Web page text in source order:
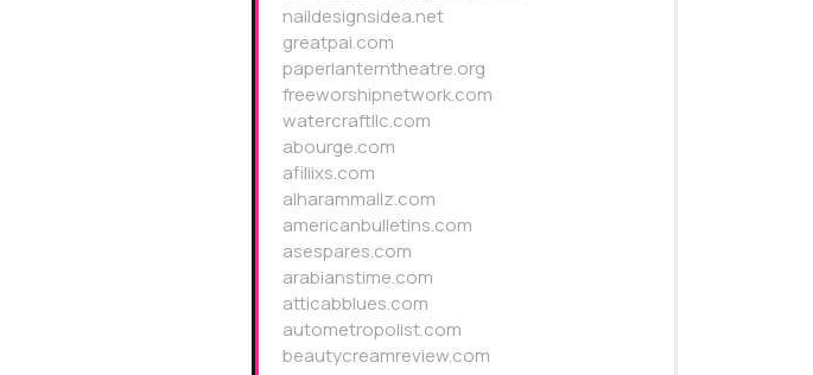
naildesignsidea.net
greatpai.com
paperlanterntheatre.org
freeworshipnetwork.com
watercraftllc.com
abourge.com
afiliixs.com
alharammallz.com
americanbulletins.com
asespares.com
arabianstime.com
atticabblues.com
autometropolist.com
beautycreamreview.com